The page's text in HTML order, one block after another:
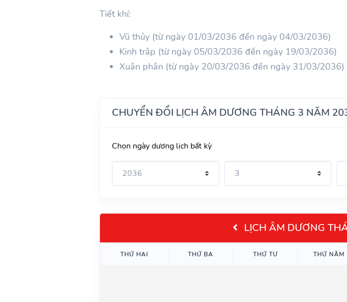
Tiết khí:
Vũ thủy (từ ngày 01/03/2036 đến ngày 04/03/2036)
Kinh trập (từ ngày 05/03/2036 đến ngày 19/03/2036)
Xuân phân (từ ngày 20/03/2036 đến ngày 31/03/2036)
CHUYỂN ĐỔI LỊCH ÂM DƯƠNG THÁNG 3 NĂM
Chọn ngày dương lịch bất kỳ
LỊCH ÂM DƯƠNG
THỨ HAI THỨ BA THỨ TƯ THỨ NĂM